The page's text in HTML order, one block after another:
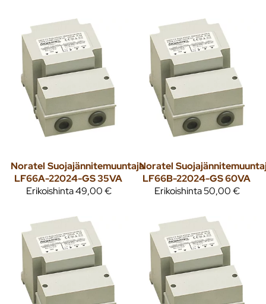
Noratel Suojajännitemuuntaja
LF66A-22024-GS 35VA
Erikoishinta49,00 €
Noratel
LF66B-22024-GS 60VA
Erikoishinta50,00 €